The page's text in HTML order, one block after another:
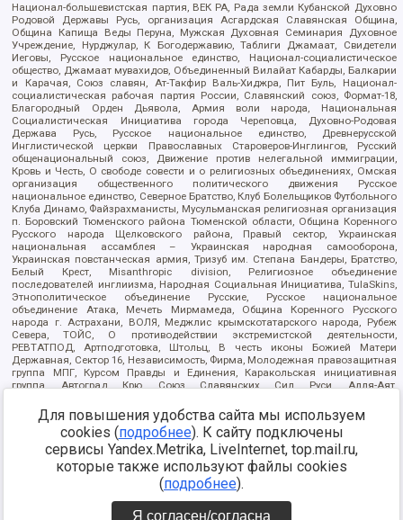
Национал-большевистская партия, ВЕК РА, Рада земли Кубанской Духовно
Родовой Державы Русь, организация Асгардская Славянская Община,
Община Капища Веды Перуна, Мужская Духовная Семинария Духовное
Учреждение, Нурджулар, К Богодержавию, Таблиги Джамаат, Свидетели
Иеговы, Русское национальное единство, Национал-социалистическое
общество, Джамаат мувахидов, Объединенный Вилайат Кабарды, Балкарии
и Карачая, Союз славян, Ат-Такфир Валь-Хиджра, Пит Буль, Национал-
социалистическая рабочая партия России, Славянский союз, Формат-18,
Благородный Орден Дьявола, Армия воли народа, Национальная
Социалистическая Инициатива города Череповца, Духовно-Родовая
Держава Русь, Русское национальное единство, Древнерусской
Инглистической церкви Православных Староверов-Инглингов, Русский
общенациональный союз, Движение против нелегальной иммиграции,
Кровь и Честь, О свободе совести и о религиозных объединениях, Омская
организация общественного политического движения Русское
национальное единство, Северное Братство, Клуб Болельщиков Футбольного
Клуба Динамо, Файзрахманисты, Мусульманская религиозная организация
п. Боровский Тюменского района Тюменской области, Община Коренного
Русского народа Щелковского района, Правый сектор, Украинская
национальная ассамблея – Украинская народная самооборона,
Украинская повстанческая армия, Тризуб им. Степана Бандеры, Братство,
Белый Крест, Misanthropic division, Религиозное объединение
последователей инглиизма, Народная Социальная Инициатива, TulaSkins,
Этнополитическое объединение Русские, Русское национальное
объединение Атака, Мечеть Мирмамеда, Община Коренного Русского
народа г. Астрахани, ВОЛЯ, Меджлис крымскотатарского народа, Рубеж
Севера, ТОЙС, О противодействии экстремистской деятельности,
РЕВТАТПОД, Артподготовка, Штольц, В честь иконы Божией Матери
Державная, Сектор 16, Независимость, Фирма, Молодежная правозащитная
группа МПГ, Курсом Правды и Единения, Каракольская инициативная
группа, Автоград Крю, Союз Славянских Сил Руси, Алля-Аят,
Арестантское уголовное единство, Башкорт, Нация и свобода, W.H.С., Фалунь
Дафа, Иртыш Ultras, Русский Патриотический клуб-Новокузнецк/РПК,
Сибирский державный союз, Фонд борьбы с коррупцией, Фонд защиты прав
граждан, Штабы Навального, Совет граждан СССР Прикубанского округа г.
Краснодара
https://minjust.gov.ru/ru/documents/7822/
Для повышения удобства сайта мы используем
cookies (подробнее). К сайту подключены
сервисы Yandex.Metrika, LiveInternet, top.mail.ru,
которые также используют файлы cookies
(подробнее).
Я согласен/согласна